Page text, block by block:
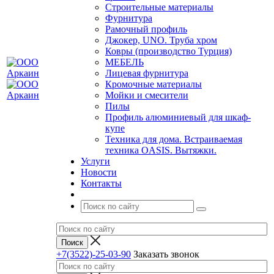
Строительные материалы
Фурнитура
Рамочный профиль
Джокер, UNO. Труба хром
Ковры (производство Турция)
МЕБЕЛЬ
Лицевая фурнитура
Кромочные материалы
Мойки и смесители
Пилы
Профиль алюминиевый для шкаф-
купе
Техника для дома. Встраиваемая
техника OASIS. Вытяжки.
Услуги
Новости
Контакты
+7(3522)-25-03-90 Заказать звонок